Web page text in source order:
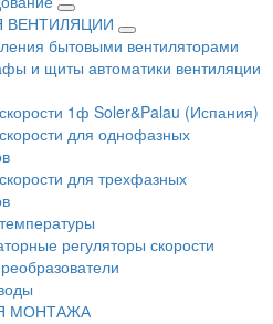
ВЕНТИЛЯЦИИ
бытовыми вентиляторами
и щиты автоматики вентиляции
1ф Soler&Palau (Испания)
для однофазных
для трехфазных
регуляторы скорости
МОНТАЖА